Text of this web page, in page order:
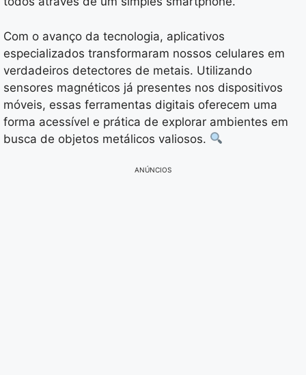
Com o avanço da tecnologia, aplicativos
especializados transformaram nossos celulares em
verdadeiros detectores de metais. Utilizando
sensores magnéticos já presentes nos dispositivos
móveis, essas ferramentas digitais oferecem uma
forma acessível e prática de explorar ambientes em
busca de objetos metálicos valiosos.
ANÚNCIOS